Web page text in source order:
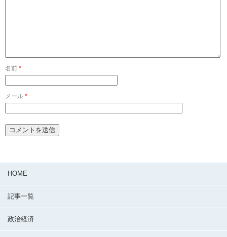
名前 *
メール *
HOME
記事一覧
政治経済